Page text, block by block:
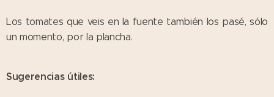
Los tomates que veis en la fuente también los pasé, sólo
un momento, por la plancha.
Sugerencias útiles: